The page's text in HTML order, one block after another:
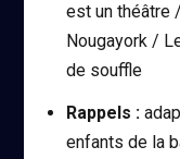
est un théâtre
Nougayork /
de souffle
Rappels :
enfants de la